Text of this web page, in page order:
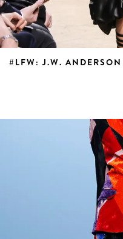
#LFW: J.W. ANDERSON